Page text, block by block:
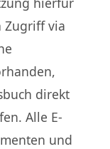
Zugriff via
direkt
Alle E-
und